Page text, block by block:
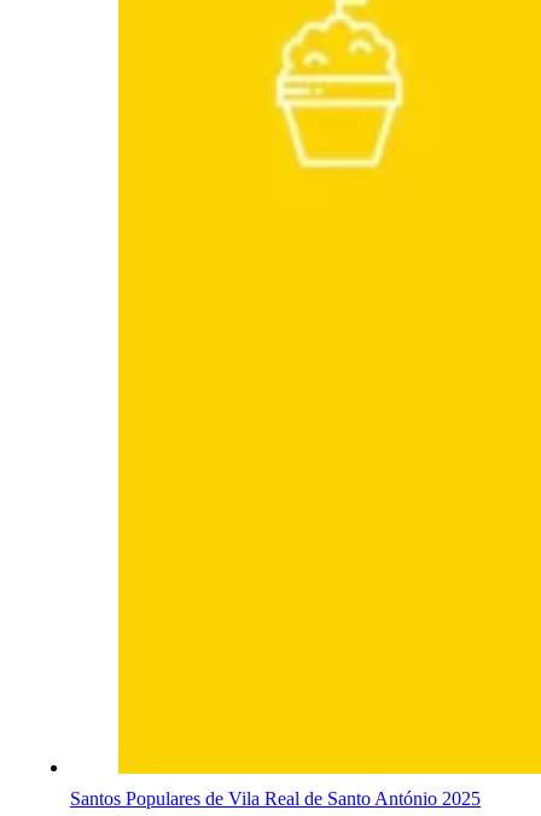
Santos Populares de Vila Real de Santo António 2025